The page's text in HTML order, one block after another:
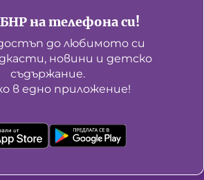
на телефона си!
до любимото си
новини и детско
съдържание.
в едно приложение!